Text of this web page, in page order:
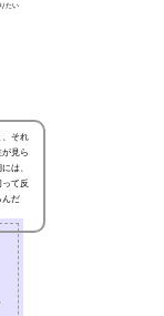
たい
それ
見ら
は、
て反
んだ